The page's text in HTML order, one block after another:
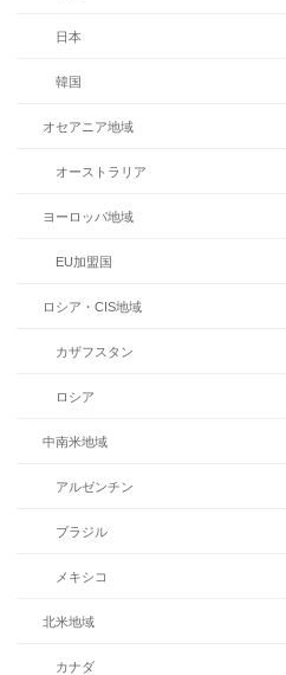
日本
韓国
オセアニア地域
オーストラリア
ヨーロッパ地域
EU加盟国
ロシア・CIS地域
カザフスタン
ロシア
中南米地域
アルゼンチン
ブラジル
メキシコ
北米地域
カナダ